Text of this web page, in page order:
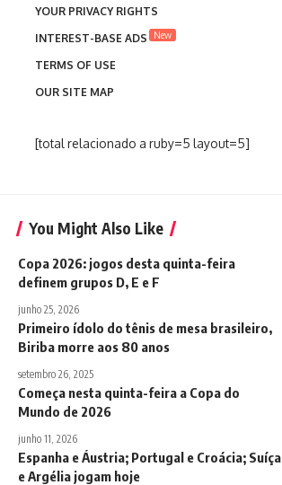
YOUR PRIVACY RIGHTS
INTEREST-BASE ADS
New
TERMS OF USE
OUR SITE MAP
[total relacionado a ruby=5 layout=5]
You Might Also Like
Copa 2026: jogos desta quinta-feira
definem grupos D, E e F
junho 25, 2026
Primeiro ídolo do tênis de mesa brasileiro,
Biriba morre aos 80 anos
setembro 26, 2025
Começa nesta quinta-feira a Copa do
Mundo de 2026
junho 11, 2026
Espanha e Áustria; Portugal e Croácia; Suíça
e Argélia jogam hoje